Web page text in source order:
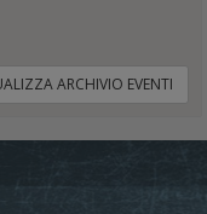
ARCHIVIO EVENTI